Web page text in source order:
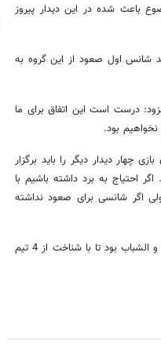
باعث شده در این دیدار پیروز
شانس اول صعود از این گروه به
درست است این اتفاق برای ما
بود.
چهار دیدار دیگر را باید برگزار
احتیاج به برد داشته باشیم با
اگر شانسی برای صعود نداشته
افش در پایان تاکید کرد: امروز سپاهان سه امتیاز گرفت ولی باید منتظر بازی العین و الشباب بود تا با شناخت از 4 تیم